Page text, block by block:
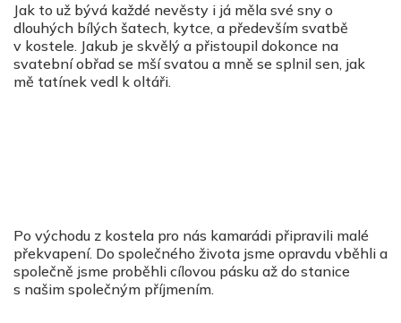
Jak to už bývá každé nevěsty i já měla své sny o
dlouhých bílých šatech, kytce, a především svatbě
v kostele. Jakub je skvělý a přistoupil dokonce na
svatební obřad se mší svatou a mně se splnil sen, jak
mě tatínek vedl k oltáři.
Po východu z kostela pro nás kamarádi připravili malé
překvapení. Do společného života jsme opravdu vběhli a
společně jsme proběhli cílovou pásku až do stanice
s našim společným příjmením.